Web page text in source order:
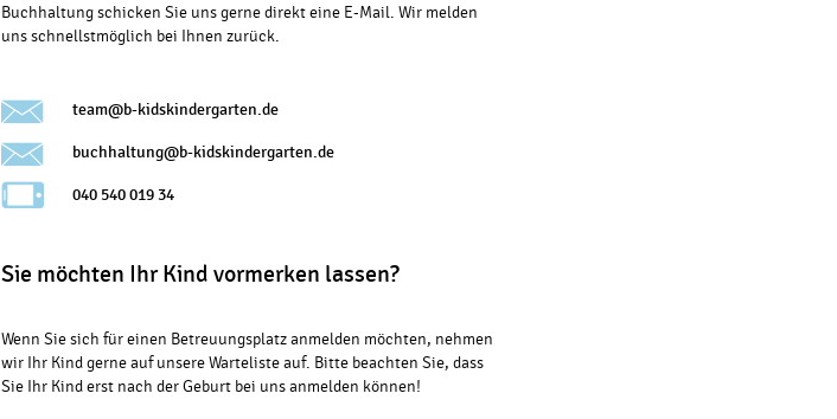
Buchhaltung schicken Sie uns gerne direkt eine E-Mail. Wir melden
uns schnellstmöglich bei Ihnen zurück.
team@b-kidskindergarten.de
buchhaltung@b-kidskindergarten.de
040 540 019 34
Sie möchten Ihr Kind vormerken lassen?
Wenn Sie sich für einen Betreuungsplatz anmelden möchten, nehmen
wir Ihr Kind gerne auf unsere Warteliste auf. Bitte beachten Sie, dass
Sie Ihr Kind erst nach der Geburt bei uns anmelden können!